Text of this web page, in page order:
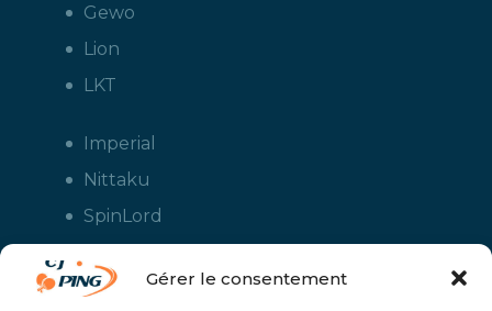
Gérer le consentement
Gewo
Lion
LKT
Imperial
Nittaku
SpinLord
Tuttle